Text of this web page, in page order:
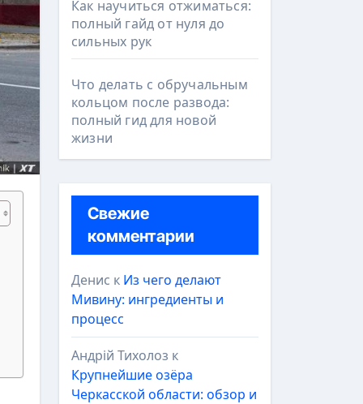
Как научиться отжиматься:
полный гайд от нуля до
сильных рук
Что делать с обручальным
кольцом после развода:
полный гид для новой
жизни
Свежие
комментарии
Денис к Из чего делают
Мивину: ингредиенты и
процесс
Андрій Тихолоз к
Крупнейшие озёра
Черкасской области: обзор и